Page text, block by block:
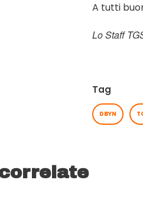
A tutti
Lo Staff
Tag
DBYN